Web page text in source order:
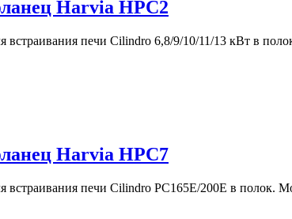
Harvia HPC2
печи Cilindro 6,8/9/10/11/13 кВт в
Harvia HPC7
печи Cilindro PC165E/200E в полок.